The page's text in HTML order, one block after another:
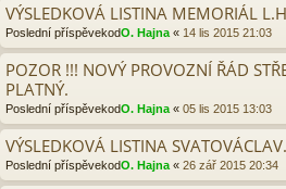
VÝSLEDKOVÁ LISTINA MEMORIÁL
Poslední příspěvekodO. Hajna « 14 lis 2015 21:03
POZOR !!! NOVÝ PROVOZNÍ ŘÁD
PLATNÝ.
Poslední příspěvekodO. Hajna « 05 lis 2015 13:03
VÝSLEDKOVÁ LISTINA
Poslední příspěvekodO. Hajna « 26 zář 2015 20:34